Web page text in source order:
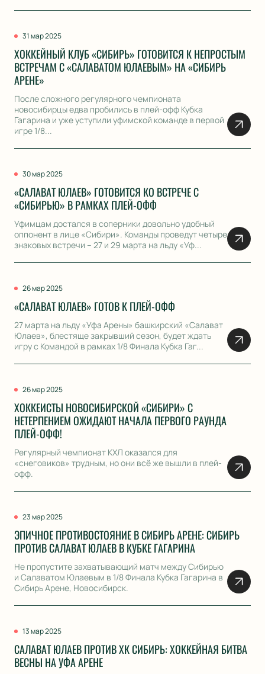
31 мар 2025
ХОККЕЙНЫЙ КЛУБ «СИБИРЬ» ГОТОВИТСЯ К НЕПРОСТЫМ
ВСТРЕЧАМ С «САЛАВАТОМ ЮЛАЕВЫМ» НА «СИБИРЬ
АРЕНЕ»
После сложного регулярного чемпионата
новосибирцы едва пробились в плей-офф Кубка
Гагарина и уже уступили уфимской команде в первой
игре 1/8...
30 мар 2025
«САЛАВАТ ЮЛАЕВ» ГОТОВИТСЯ КО ВСТРЕЧЕ С
«СИБИРЬЮ» В РАМКАХ ПЛЕЙ-ОФФ
Уфимцам достался в соперники довольно удобный
оппонент в лице «Сибири». Команды проведут четыре
знаковых встречи – 27 и 29 марта на льду «Уф...
26 мар 2025
«САЛАВАТ ЮЛАЕВ» ГОТОВ К ПЛЕЙ-ОФФ
27 марта на льду «Уфа Арены» башкирский «Салават
Юлаев», блестяще закрывший сезон, будет ждать
игру с Командой в рамках 1/8 Финала Кубка Гаг...
26 мар 2025
ХОККЕИСТЫ НОВОСИБИРСКОЙ «СИБИРИ» С
НЕТЕРПЕНИЕМ ОЖИДАЮТ НАЧАЛА ПЕРВОГО РАУНДА
ПЛЕЙ-ОФФ!
Регулярный чемпионат КХЛ оказался для
«снеговиков» трудным, но они всё же вышли в плей-
офф.
23 мар 2025
ЭПИЧНОЕ ПРОТИВОСТОЯНИЕ В СИБИРЬ АРЕНЕ: СИБИРЬ
ПРОТИВ САЛАВАТ ЮЛАЕВ В КУБКЕ ГАГАРИНА
Не пропустите захватывающий матч между Сибирью
и Салаватом Юлаевым в 1/8 Финала Кубка Гагарина в
Сибирь Арене, Новосибирск.
13 мар 2025
САЛАВАТ ЮЛАЕВ ПРОТИВ ХК СИБИРЬ: ХОККЕЙНАЯ БИТВА
ВЕСНЫ НА УФА АРЕНЕ